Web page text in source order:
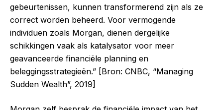
gebeurtenissen, kunnen transformerend zijn als ze
correct worden beheerd. Voor vermogende
individuen zoals Morgan, dienen dergelijke
schikkingen vaak als katalysator voor meer
geavanceerde financiële planning en
beleggingsstrategieën.” [Bron: CNBC, “Managing
Sudden Wealth”, 2019]